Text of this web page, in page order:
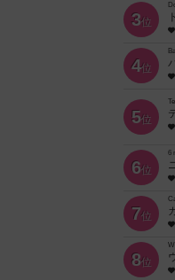
3位
4位
5位
6位
6
7位
8位